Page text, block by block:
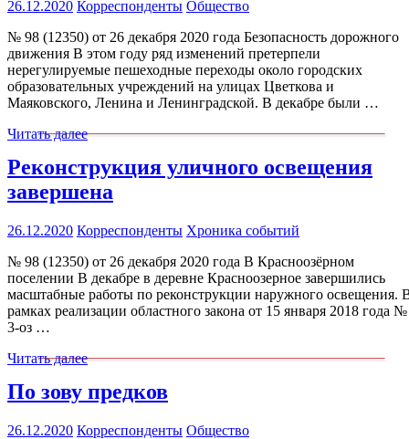
26.12.2020 Корреспонденты Общество
№ 98 (12350) от 26 декабря 2020 года Безопасность дорожного
движения В этом году ряд изменений претерпели
нерегулируемые пешеходные переходы около городских
образовательных учреждений на улицах Цветкова и
Маяковского, Ленина и Ленинградской. В декабре были …
Читать далее
Реконструкция уличного освещения
завершена
26.12.2020 Корреспонденты Хроника событий
№ 98 (12350) от 26 декабря 2020 года В Красноозёрном
поселении В декабре в деревне Красноозерное завершились
масштабные работы по реконструкции наружного освещения.
рамках реализации областного закона от 15 января 2018 года №
3-оз …
Читать далее
По зову предков
26.12.2020 Корреспонденты Общество